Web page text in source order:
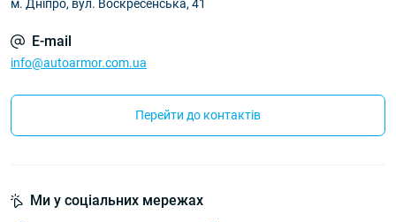
м. Дніпро, вул. Воскресенська, 41
E-mail
info@autoarmor.com.ua
Перейти до контактів
Ми у соціальних мережах